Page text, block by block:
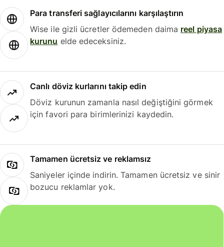
Para transferi sağlayıcılarını karşılaştırın
Wise ile gizli ücretler ödemeden daima reel piyasa
kurunu elde edeceksiniz.
Canlı döviz kurlarını takip edin
Döviz kurunun zamanla nasıl değiştiğini görmek
için favori para birimlerinizi kaydedin.
Tamamen ücretsiz ve reklamsız
Saniyeler içinde indirin. Tamamen ücretsiz ve sinir
bozucu reklamlar yok.